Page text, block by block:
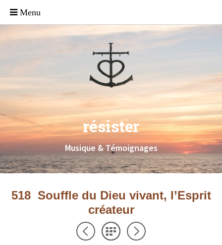
résister
Musique & Témoignages
518 Souffle du Dieu vivant, l’Esprit
créateur